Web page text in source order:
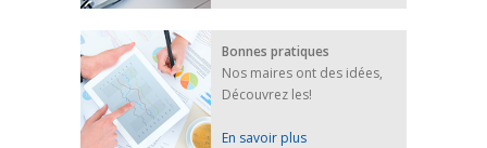
Bonnes pratiques
Nos maires ont des idées,
Découvrez les!
En savoir plus